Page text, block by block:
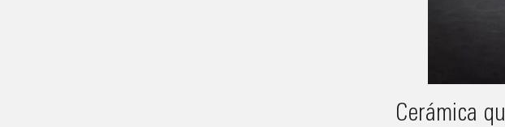
Cerámica